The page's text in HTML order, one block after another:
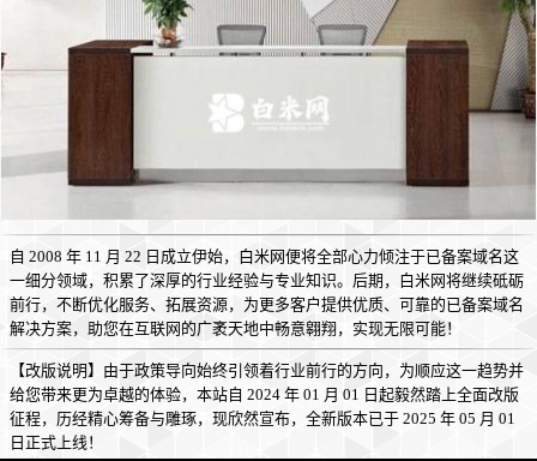
自 2008 年 11 月 22 日成立伊始，白米网便将全部心力倾注于已备案域名这
一细分领域，积累了深厚的行业经验与专业知识。后期，白米网将继续砥砺
前行，不断优化服务、拓展资源，为更多客户提供优质、可靠的已备案域名
解决方案，助您在互联网的广袤天地中畅意翱翔，实现无限可能！
【改版说明】由于政策导向始终引领着行业前行的方向，为顺应这一趋势并
给您带来更为卓越的体验，本站自 2024 年 01 月 01 日起毅然踏上全面改版
征程，历经精心筹备与雕琢，现欣然宣布，全新版本已于 2025 年 05 月 01
日正式上线！